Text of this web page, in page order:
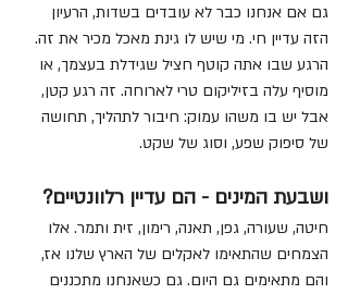
גם אם אנחנו כבר לא עובדים בשדות, הרעיון
הזה עדיין חי. מי שיש לו גינת מאכל מכיר את זה.
הרגע שבו אתה קוטף חציל שגידלת בעצמך, או
מוסיף עלה בזיליקום טרי לארוחה. זה רגע קטן,
אבל יש בו משהו עמוק: חיבור לתהליך, תחושה
של סיפוק שפע, וסוג של שקט.
ושבעת המינים - הם עדיין רלוונטיים?
חיטה, שעורה, גפן, תאנה, רימון, זית ותמר. אלו
הצמחים שהתאימו לאקלים של הארץ שלנו אז,
והם מתאימים גם היום. גם כשאנחנו מתכננים